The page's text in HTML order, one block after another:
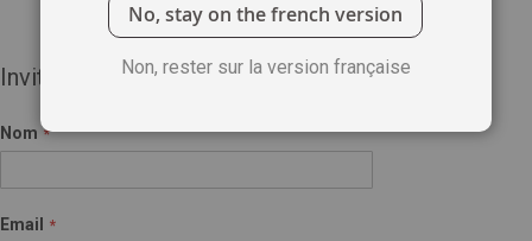
Invité(e)
Nom
Email
No, stay on the french version
Non, rester sur la version française